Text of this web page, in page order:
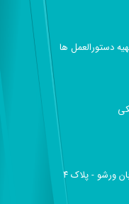
دستورالعمل ها
ورشو - پلاک ۴